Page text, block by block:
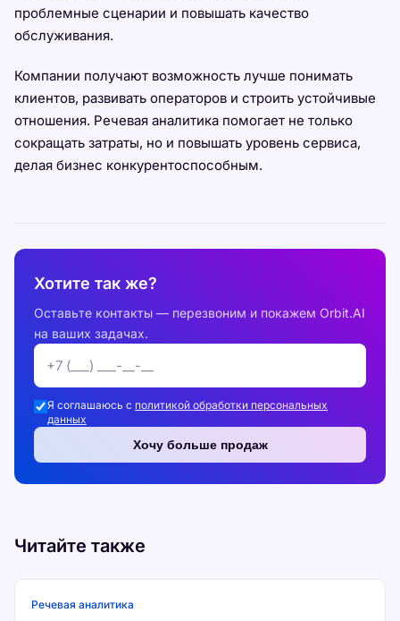
проблемные сценарии и повышать качество
обслуживания.
Компании получают возможность лучше понимать
клиентов, развивать операторов и строить устойчивые
отношения. Речевая аналитика помогает не только
сокращать затраты, но и повышать уровень сервиса,
делая бизнес конкурентоспособным.
Хотите так же?
Оставьте контакты — перезвоним и покажем Orbit.AI
на ваших задачах.
Я соглашаюсь с политикой обработки персональных
данных
Хочу больше продаж
Читайте также
Речевая аналитика